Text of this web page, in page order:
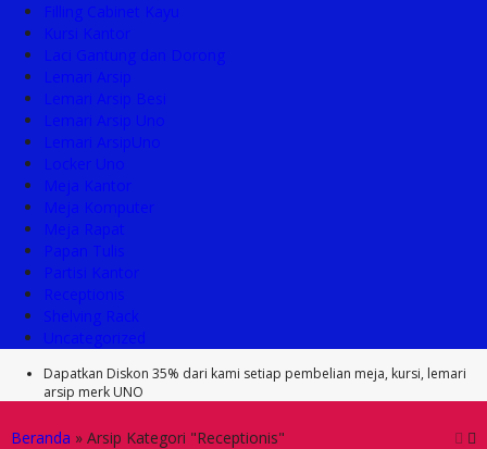
Filling Cabinet Kayu
Kursi Kantor
Laci Gantung dan Dorong
Lemari Arsip
Lemari Arsip Besi
Lemari Arsip Uno
Lemari ArsipUno
Locker Uno
Meja Kantor
Meja Komputer
Meja Rapat
Papan Tulis
Partisi Kantor
Receptionis
Shelving Rack
Uncategorized
Dapatkan Diskon 35% dari kami setiap pembelian meja, kursi, lemari
arsip merk UNO
Beranda » Arsip Kategori "Receptionis"